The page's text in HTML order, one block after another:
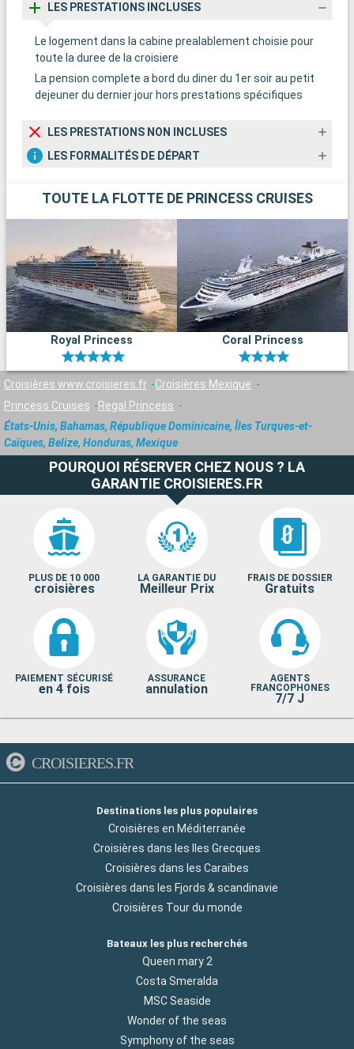
LES PRESTATIONS INCLUSES
Le logement dans la cabine prealablement choisie pour
toute la duree de la croisiere
La pension complete a bord du diner du 1er soir au petit
dejeuner du dernier jour hors prestations spécifiques
LES PRESTATIONS NON INCLUSES
LES FORMALITÉS DE DÉPART
TOUTE LA FLOTTE DE PRINCESS CRUISES
Royal Princess Coral Princess
Croisières www.croisieres.fr
Croisières Mexique
Princess Cruises
Regal Princess
États-Unis, Bahamas, République Dominicaine, Îles Turques-et-
Caïques, Belize, Honduras, Mexique
POURQUOI RÉSERVER CHEZ NOUS ? LA
GARANTIE CROISIERES.FR
PLUS DE 10 000
croisières
LA GARANTIE DU
Meilleur Prix
FRAIS DE DOSSIER
Gratuits
PAIEMENT SÉCURISÉ
en 4 fois
ASSURANCE
annulation
AGENTS
FRANCOPHONES
7/7 J
CROISIERES.FR
Destinations les plus populaires
Croisières en Méditerranée
Croisières dans les Iles Grecques
Croisières dans les Caraibes
Croisières dans les Fjords & scandinavie
Croisières Tour du monde
Bateaux les plus recherchés
Queen mary 2
Costa Smeralda
MSC Seaside
Wonder of the seas
Symphony of the seas